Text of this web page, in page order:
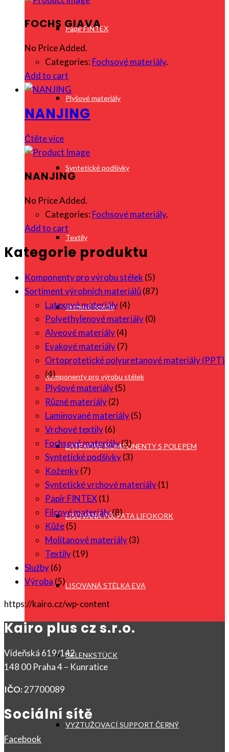
Papír FINTEX
Plyšové materiály
Syntetické podšívky
Textily
Vrchové textily
Komponenty pro výrobu stélek
LATEXOVÉ KOMPONENTY S POLEPEM
LISOVANÁ PŮLPATA LIFOKORK
LISOVANÁ STÉLKA EVA
GELENKSTÜCK
VYZTUŽOVACÍ SUPPORT ČERNÝ
FOCHS GIAVA
No Price Added.
Categories:Fochsové materiály.
Add to cart
NANJING
Čtěte více
NANJING
No Price Added.
Categories:Fochsové materiály.
Add to cart
Kategorie produktu
Komponenty pro výrobu stélek (5)
Sortiment výrobních materiálů(87)
Latexové materiály(4)
Polyethylenové materiály(0)
Alveové materiály(4)
Evakové materiály(7)
Ortoprotetické polyuretanové materiály (PPT)
(4)
Plyšové materiály(5)
Různé materiály(2)
Laminované materiály(5)
Vrchové textily(6)
Fochsové materiály(3)
Syntetické podšívky(3)
Koženky(7)
Syntetické vrchové materiály(1)
Papír FINTEX(1)
Filcové materiály(8)
Kůže(5)
Molitanové materiály(3)
Textily(19)
Služby(6)
Výroba (5)
https://kairo.cz/wp-content
Kairo plus cz s.r.o.
Vídeňská 619/142
148 00 Praha 4 – Kunratice
IČO:27700089
Sociální sítě
Facebook